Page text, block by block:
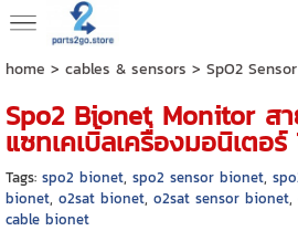
home > cables & sensors > SpO2 Sensor
Spo2 Bionet Monitor ส
แซทเคเบิ้ลเครื่องมอนิเตอร์
Tags: spo2 bionet, spo2 sensor bionet,
bionet, o2sat bionet, o2sat sensor bionet,
cable bionet